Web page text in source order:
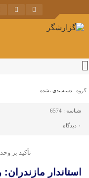
گروه : دسته‌بندی نشده
شناسه : 6574
۰ دیدگاه
تأکید بر
استاندار